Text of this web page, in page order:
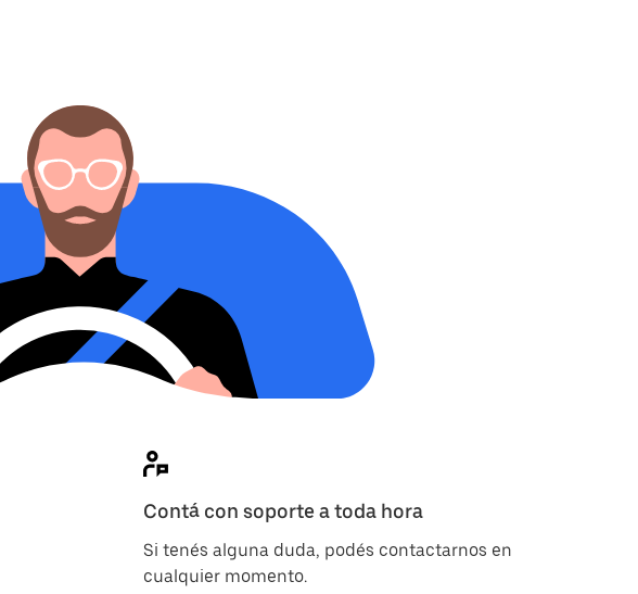
Contá con soporte a toda hora
Si tenés alguna duda, podés contactarnos en
cualquier momento.